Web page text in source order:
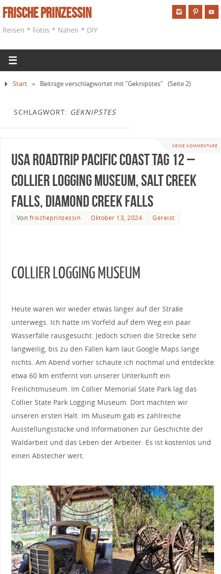
Frische Prinzessin
Reisen * Fotos * Nähen * DIY
Start » Beiträge verschlagwortet mit "Geknipstes" (Seite 2)
SCHLAGWORT: GEKNIPSTES
KEINE KOMMENTARE
USA Roadtrip Pacific Coast Tag 12 –
Collier Logging Museum, Salt Creek
Falls, Diamond Creek Falls
Von frischeprinzessin Oktober 13, 2024 Gereist
COLLIER LOGGING MUSEUM
Heute waren wir wieder etwas länger auf der Straße
unterwegs. Ich hatte im Vorfeld auf dem Weg ein paar
Wasserfälle rausgesucht. Jedoch schien die Strecke sehr
langweilig, bis zu den Fällen kam laut Google Maps lange
nichts. Am Abend vorher schaute ich nochmal und entdeckte
etwa 60 km entfernt von unserer Unterkunft ein
Freilichtmuseum. Im Collier Memorial State Park lag das
Collier State Park Logging Museum. Dort machten wir
unseren ersten Halt. Im Museum gab es zahlreiche
Ausstellungsstücke und Informationen zur Geschichte der
Waldarbeit und das Leben der Arbeiter. Es ist kostenlos und
einen Abstecher wert.